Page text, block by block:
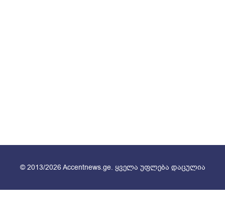
© 2013/2026 Accentnews.ge. ყველა უფლება დაცულია